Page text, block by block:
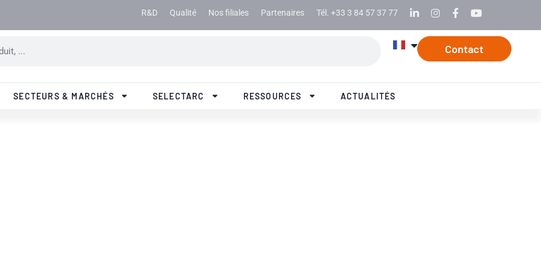
R&D Qualité Nos filiales Partenaires Tél. +33 3 84 57 37 77 LinkedinInstagramFacebookYoutube
Contact
SECTEURS & MARCHÉS SELECTARC RESSOURCES ACTUALITÉS